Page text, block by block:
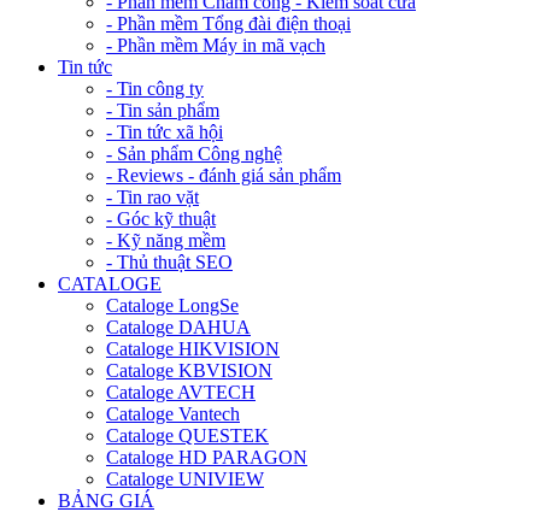
- Phần mềm Tổng đài điện thoại
- Phần mềm Máy in mã vạch
Tin tức
- Tin công ty
- Tin sản phẩm
- Tin tức xã hội
- Sản phẩm Công nghệ
- Reviews - đánh giá sản phẩm
- Tin rao vặt
- Góc kỹ thuật
- Kỹ năng mềm
- Thủ thuật SEO
CATALOGE
Cataloge LongSe
Cataloge DAHUA
Cataloge HIKVISION
Cataloge KBVISION
Cataloge AVTECH
Cataloge Vantech
Cataloge QUESTEK
Cataloge HD PARAGON
Cataloge UNIVIEW
BẢNG GIÁ